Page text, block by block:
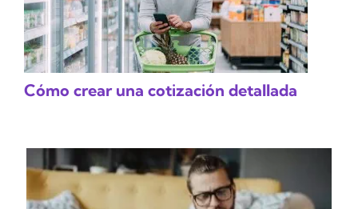
Cómo crear una cotización detallada